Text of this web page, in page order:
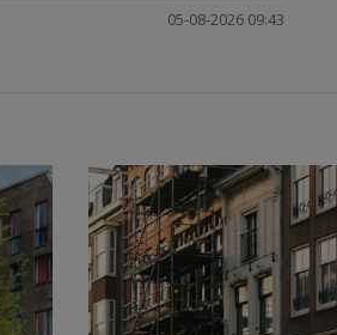
05-08-2026 09:43